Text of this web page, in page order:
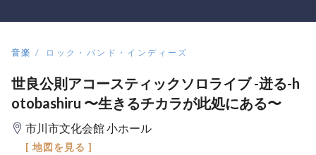
音楽 ロック・バンド・インディーズ
世良公則アコースティックソロライブ -迸る-h
otobashiru 〜生きるチカラが此処にある〜
市川市文化会館 小ホール
[ 地図を見る ]